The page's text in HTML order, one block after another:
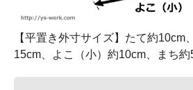
【平置き外寸サイズ】たて約10cm
15cm、よこ（小）約10cm、まち約